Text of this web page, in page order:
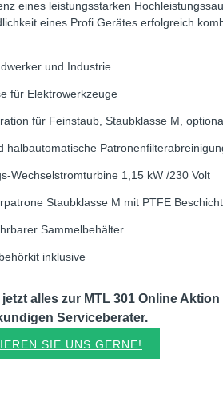
eines leistungsstarken
eines Profi Gerätes erfolgreich
und Industrie
für Elektrowerkzeuge
für Feinstaub, Staubklasse M,
halbautomatische
Wechselstromturbine 1,15 kW /230 Volt
Staubklasse M mit PTFE
Sammelbehälter
inklusive
alles zur MTL 301 Online Aktion
Serviceberater.
SIE UNS GERNE!